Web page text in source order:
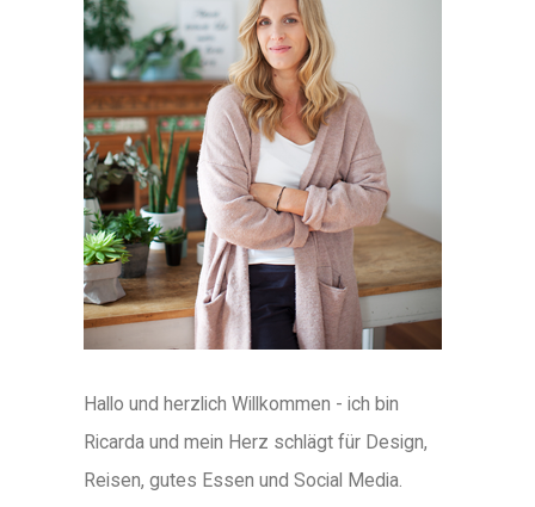
Hallo und herzlich Willkommen - ich bin
Ricarda und mein Herz schlägt für Design,
Reisen, gutes Essen und Social Media.